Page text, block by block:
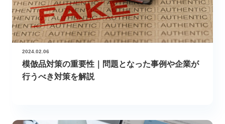
2024.02.06
模倣品対策の重要性｜問題となった事例や企業が
行うべき対策を解説